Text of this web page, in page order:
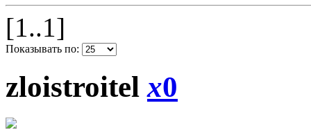
[1..1]
Показывать по:
zloistroitelx0